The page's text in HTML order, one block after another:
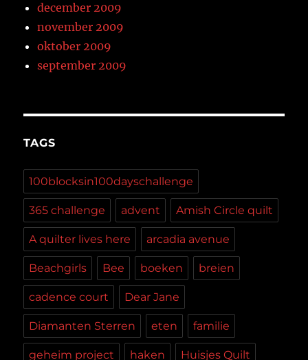
december 2009
november 2009
oktober 2009
september 2009
TAGS
100blocksin100dayschallenge
365 challenge advent Amish Circle quilt
A quilter lives here arcadia avenue
Beachgirls Bee boeken breien
cadence court Dear Jane
Diamanten Sterren eten familie
geheim project haken Huisjes Quilt